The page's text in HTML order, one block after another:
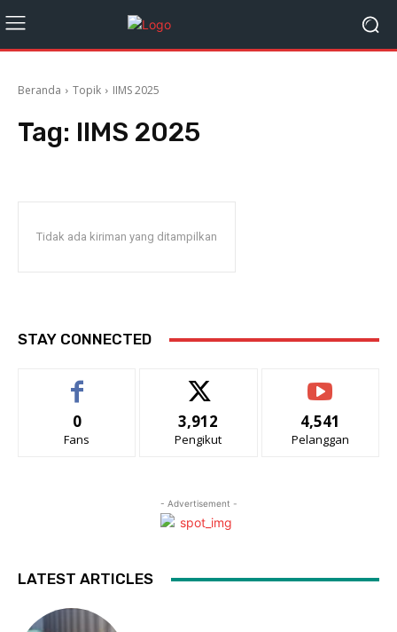
Beranda Topik IIMS 2025
Tag: IIMS 2025
Tidak ada kiriman yang ditampilkan
STAY CONNECTED
0
Fans
3,912
Pengikut
4,541
Pelanggan
- Advertisement -
LATEST ARTICLES